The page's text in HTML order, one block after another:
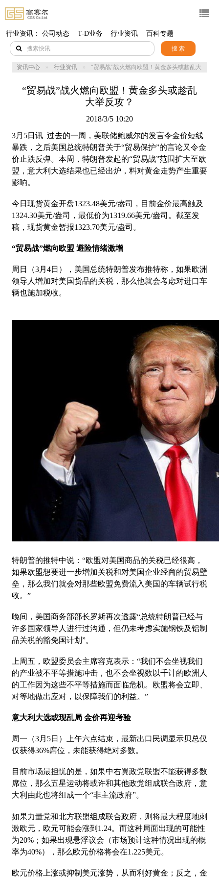
行业资讯： 公司动态 T-D业务 行业资讯 百科专题
搜 索
资讯中心 行业资讯
“贸易战”战火燃向欧盟！黄金多头或趁乱大
“贸易战”战火燃向欧盟！黄金多头或趁乱
大举反攻？
2018/3/5 10:20
3月5日讯 过去的一周，美联储鲍威尔的发言令金价短线
暴跌，之后美国总统特朗普关于“贸易保护”的言论又令金
价止跌反弹。本周，特朗普发起的“贸易战”范围扩大至欧
盟，意大利大选结果也已经出炉，料对黄金走势产生重要
影响。
今日 现货黄金开盘1323.48美元/盎司，目前金价最高触及
1324.30美元/盎司，最低价为1319.66美元/盎司。截至发
稿，现货黄金暂报1323.70美元/盎司。
“贸易战”燃向欧盟 避险情绪激增
周日（3月4日），美国总统特朗普发布推特称，如果欧洲
领导人增加对美国货品的关税，那么他就会考虑对进口车
辆也施加税收。
特朗普的推特中说：“欧盟对美国商品的关税已经很高，
如果欧盟想要进一步增加关税和对美国企业经商的贸易壁
垒，那么我们就会对那些欧盟免费流入美国的车辆试行税
收。”
晚间，美国商务部部长罗斯再次透露“总统特朗普已经与
许多国家领导人进行过沟通，但仍未考虑实施钢铁及铝制
品关税的豁免国计划”。
上周五，欧盟委员会主席容克表示：“我们不会坐视我们
的产业被不平等措施冲击，也不会坐视数以千计的欧洲人
的工作因为这些不平等措施而面临危机。欧盟将会立即、
对等地做出应对，以保障我们的利益。”
意大利大选或现乱局 金价再迎考验
周一（3月5日）上午六点结束，最新出口民调显示贝总仅
仅获得36%席位，未能获得绝对多数。
目前市场最担忧的是，如果中右翼政党联盟不能获得多数
席位，那么五星运动将或许和其他政党组成联合政府，意
大利由此也将组成一个“非主流政府”。
如果力量党和北方联盟组成联合政府，则将最大程度地刺
激欧元，欧元可能会涨到1.24。而这种局面出现的可能性
为20%；如果出现悬浮议会（市场预计这种情况出现的概
率为40%），那么欧元价格将会在1.225美元。
欧元价格上涨或抑制美元涨势，从而利好黄金；反之，金